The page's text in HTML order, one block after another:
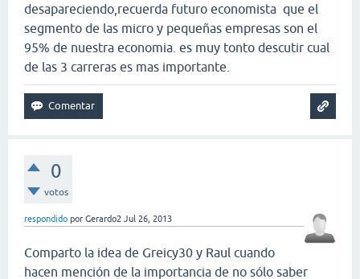
desapareciendo,recuerda futuro economista que el
segmento de las micro y pequeñas empresas son el
95% de nuestra economia. es muy tonto descutir cual
de las 3 carreras es mas importante.
0
votos
respondido por Gerardo2 Jul 26, 2013
Comparto la idea de Greicy30 y Raul cuando
hacen mención de la importancia de no sólo saber